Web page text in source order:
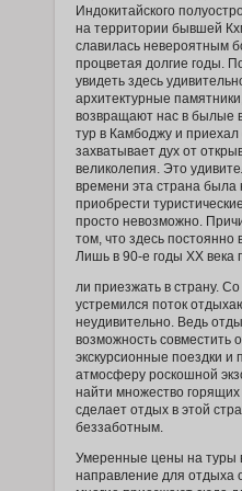
Casa Marina
Wyndham All Inclusive
Casa Naemie
Casa Sanchez Hotel
Casa Valeria
Casa Veintiuno
Casas del XVI
CATALEYA HOTEL
Catalonia Bavaro
Resort
Catalonia Bayahibe
Catalonia La
Catalonia Punta
Catalonia Royal La
Catalonia Santo
CHALET
Pizzeria
Chateau Del Mar
City Caribbean
Clave Verde
Club Med Punta
Coral Costa Caribe
Coral House By
Индокитайского
на территории бывшей
славилась невероятным
процветая долгие годы.
увидеть здесь
архитектурные
возвращают нас в былые
тур в Камбоджу и
захватывает дух от
великолепия. Это
времени эта страна была
приобрести
просто невозможно.
том, что здесь постоянно
Лишь в 90-е годы ХХ века
ли приезжать в страну.
устремился поток
неудивительно. Ведь
возможность
экскурсионные поездки и
атмосферу роскошной
найти множество
сделает отдых в этой
беззаботным.
Умеренные цены на туры
направление для отдыха